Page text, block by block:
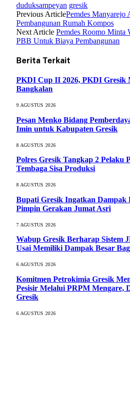
duduksampeyan gresik
Previous ArticlePemdes Manyarejo
Pembangunan Rumah Kompos
Next Article Pemdes Roomo Minta
PBB Untuk Biaya Pembangunan
Berita Terkait
PKDI Cup II 2026, PKDI Gresik
Bangkalan
9 AGUSTUS 2026
Pesan Menko Bidang
Imin untuk Kabupaten Gresik
8 AGUSTUS 2026
Polres Gresik Tangkap 2 Pelaku
Tembaga Sisa Produksi
8 AGUSTUS 2026
Bupati Gresik Ingatkan Dampak
Pimpin Gerakan Jumat Asri
7 AGUSTUS 2026
Wabup Gresik Berharap Sistem
Usai Memiliki Dampak Besar
6 AGUSTUS 2026
Komitmen Petrokimia Gresik
Pesisir Melalui PRPM Mengare,
Gresik
6 AGUSTUS 2026